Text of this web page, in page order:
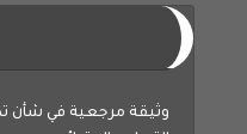
التعليم الابتدائي